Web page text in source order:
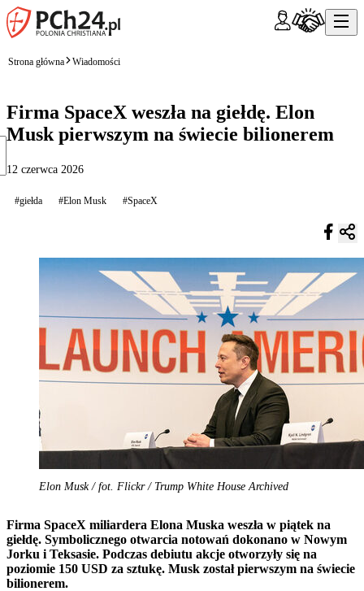
Strona główna Wiadomości
Firma SpaceX weszła na giełdę. Elon
Musk pierwszym na świecie bilionerem
12 czerwca 2026
#giełda #Elon Musk #SpaceX
Elon Musk / fot. Flickr / Trump White House Archived
Firma SpaceX miliardera Elona Muska weszła w piątek na
giełdę. Symbolicznego otwarcia notowań dokonano w Nowym
Jorku i Teksasie. Podczas debiutu akcje otworzyły się na
poziomie 150 USD za sztukę. Musk został pierwszym na świecie
bilionerem.